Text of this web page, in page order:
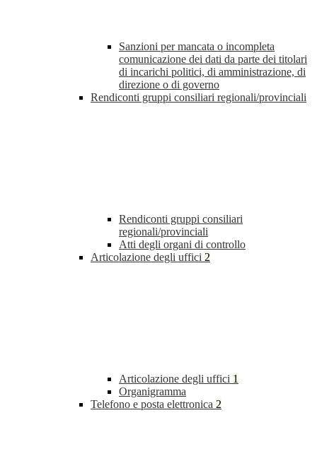
Sanzioni per mancata o incompleta
comunicazione dei dati da parte dei titolari
di incarichi politici, di amministrazione, di
direzione o di governo
Rendiconti gruppi consiliari regionali/provinciali
Rendiconti gruppi consiliari
regionali/provinciali
Atti degli organi di controllo
Articolazione degli uffici 2
Articolazione degli uffici 1
Organigramma
Telefono e posta elettronica 2